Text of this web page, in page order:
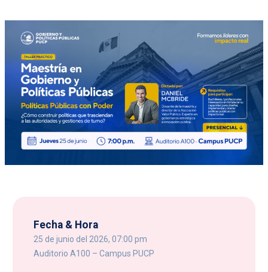
Fecha & Hora
25 de junio del 2026, 07:00 pm
Auditorio A100 – Campus PUCP